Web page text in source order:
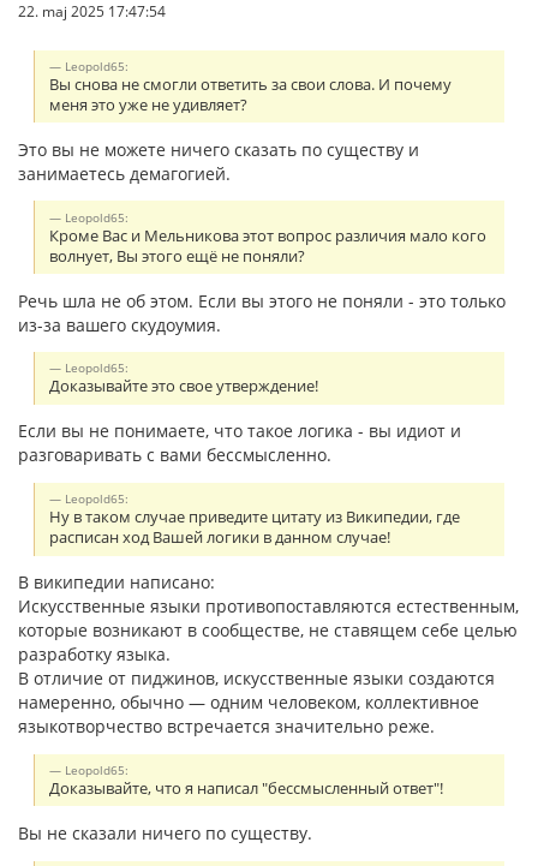
22. maj 2025 17:47:54
Leopold65:
Вы снова не смогли ответить за свои слова. И почему
меня это уже не удивляет?
Это вы не можете ничего сказать по существу и
занимаетесь демагогией.
Leopold65:
Кроме Вас и Мельникова этот вопрос различия мало кого
волнует, Вы этого ещё не поняли?
Речь шла не об этом. Если вы этого не поняли - это только
из-за вашего скудоумия.
Leopold65:
Доказывайте это свое утверждение!
Если вы не понимаете, что такое логика - вы идиот и
разговаривать с вами бессмысленно.
Leopold65:
Ну в таком случае приведите цитату из Википедии, где
расписан ход Вашей логики в данном случае!
В википедии написано:
Искусственные языки противопоставляются естественным,
которые возникают в сообществе, не ставящем себе целью
разработку языка.
В отличие от пиджинов, искусственные языки создаются
намеренно, обычно — одним человеком, коллективное
языкотворчество встречается значительно реже.
Leopold65:
Доказывайте, что я написал "бессмысленный ответ"!
Вы не сказали ничего по существу.